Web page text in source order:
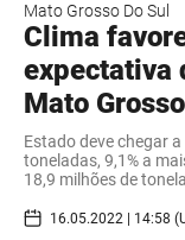
Mato Grosso Do Sul
Clima
expectativa
Mato
Estado deve chegar
toneladas, 9,1% a
18,9 milhões de
16.05.2022 | 14:58